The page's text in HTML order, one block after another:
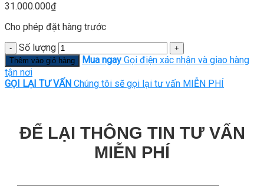
31.000.000₫
Cho phép đặt hàng trước
Số lượng
Thêm vào giỏ hàng Mua ngay Gọi điện xác nhận và giao hàng
tận nơi
GỌI LẠI TƯ VẤN Chúng tôi sẽ gọi lại tư vấn MIỄN PHÍ
ĐỂ LẠI THÔNG TIN TƯ VẤN
MIỄN PHÍ